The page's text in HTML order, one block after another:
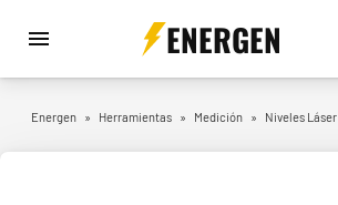
ENERGEN
Energen » Herramientas » Medición » Niveles Láser